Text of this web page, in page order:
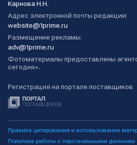
Карнова Н.Н.
Адрес электронной почты редакции:
website@1prime.ru
Размещение рекламы:
adv@1prime.ru
Фотоматериалы предоставлены
сегодня».
Регистрация на портале поставщиков
Правила цитирования и использования
Политика работы с персональными данными